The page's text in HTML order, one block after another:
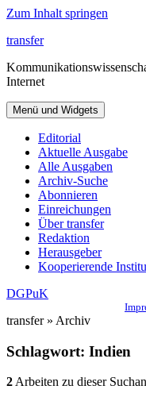
Zum Inhalt springen
transfer
Internet
Menü und Widgets
Editorial
Aktuelle Ausgabe
Alle Ausgaben
Archiv-Suche
Abonnieren
Einreichungen
Über transfer
Redaktion
Herausgeber
Kooperierende
DGPuK
transfer » Archiv
Schlagwort: Indien
2Arbeiten zu dieser